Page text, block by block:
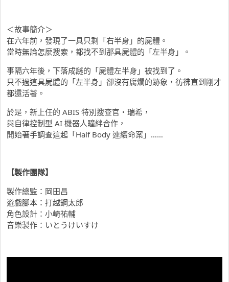
＜故事簡介＞
在六年前，發現了一具只剩「右半身」的屍體。
當時無論怎麼搜索，都找不到那具屍體的「左半身」。
事隔六年後，下落成謎的「屍體左半身」被找到了。
只不過這具屍體的「左半身」卻沒有腐爛的跡象，彷彿直到剛才
都還活著。
於是，新上任的 ABIS 特別搜查官・瑞希，
與自律控制型 AI 機器人瞳絆合作，
開始著手調查這起「Half Body 連續命案」……
【製作團隊】
製作總監：岡田昌
遊戲腳本：打越鋼太郎
角色設計：小崎祐輔
音樂製作：いとうけいすけ